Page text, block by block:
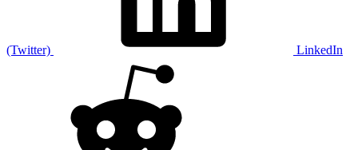
(Twitter) LinkedIn